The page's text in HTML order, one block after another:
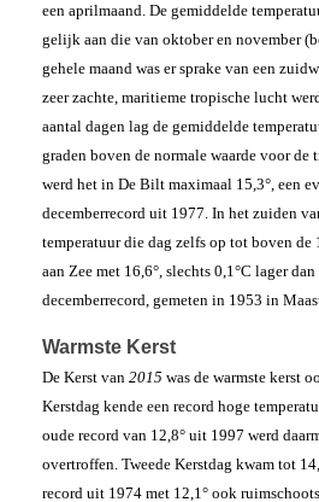
een aprilmaand. De gemiddelde
gelijk aan die van oktober en november
gehele maand was er sprake van een
zeer zachte, maritieme tropische lucht
aantal dagen lag de gemiddelde
graden boven de normale waarde voor de
werd het in De Bilt maximaal 15,3°, een
decemberrecord uit 1977. In het zuiden
temperatuur die dag zelfs op tot boven de
aan Zee met 16,6°, slechts 0,1°C lager
decemberrecord, gemeten in 1953 in
Warmste Kerst
De Kerst van 2015 was de warmste kerst
Kerstdag kende een record hoge
oude record van 12,8° uit 1997 werd
overtroffen. Tweede Kerstdag kwam tot
record uit 1974 met 12,1° ook